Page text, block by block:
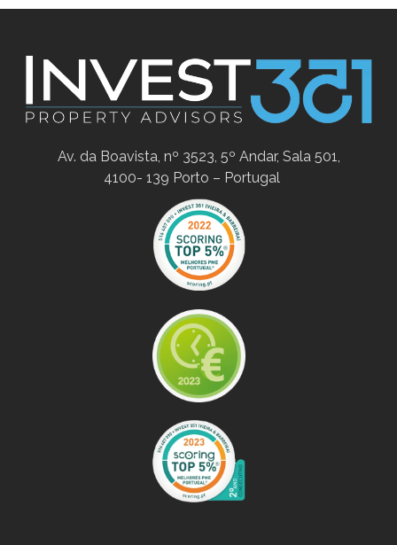
Av. da Boavista, nº 3523, 5º Andar, Sala 501,
4100- 139 Porto – Portugal